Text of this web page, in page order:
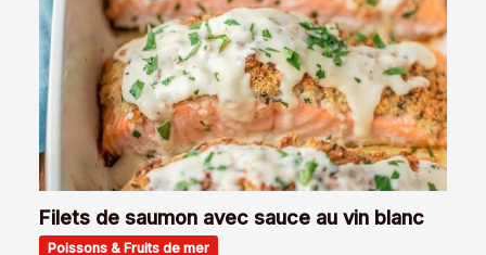
Filets de saumon avec sauce au vin blanc
Poissons & Fruits de mer